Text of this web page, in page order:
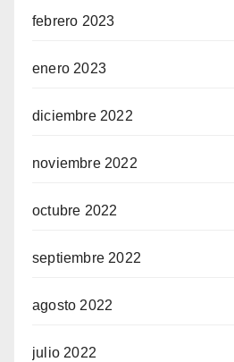
febrero 2023
enero 2023
diciembre 2022
noviembre 2022
octubre 2022
septiembre 2022
agosto 2022
julio 2022